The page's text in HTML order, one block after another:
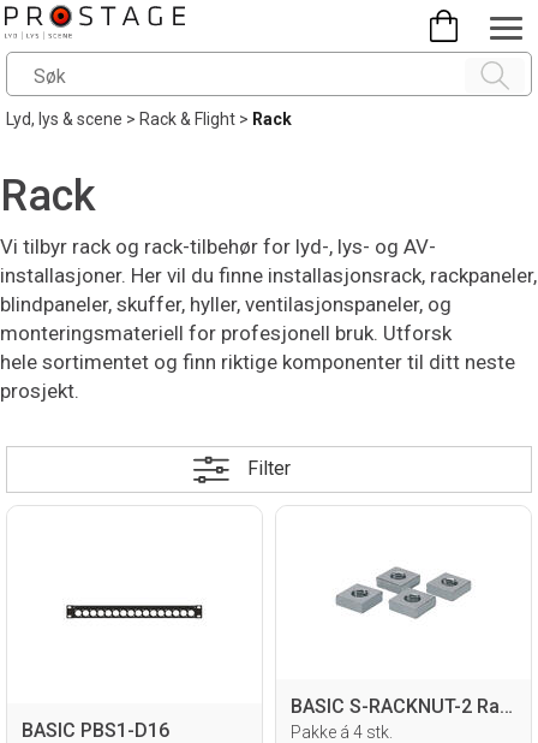
Lyd, lys & scene>Rack & Flight> Rack
Rack
Vi tilbyr rack og rack-tilbehør for lyd-, lys- og AV-
installasjoner. Her vil du finne installasjonsrack, rackpaneler,
blindpaneler, skuffer, hyller, ventilasjonspaneler, og
monteringsmateriell for profesjonell bruk. Utforsk
hele sortimentet og finn riktige komponenter til ditt neste
prosjekt.
Filter
BASIC PBS1-D16
BASIC S-RACKNUT-2 Rackmutter for profil
Pakke á 4 stk.